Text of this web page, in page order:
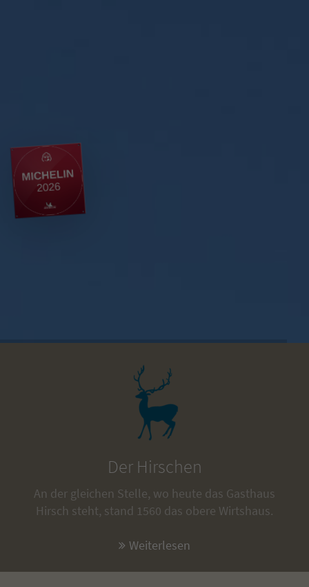
Der Hirschen
An der gleichen Stelle, wo heute das Gasthaus
Hirsch steht, stand 1560 das obere Wirtshaus.
Weiterlesen